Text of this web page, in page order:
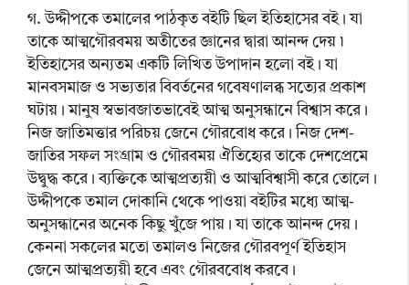
গ. উদ্দীপকে তমালের পাঠকৃত বইটি ছিল ইতিহাসের বই। যা
তাকে আত্মগৌরবময় অতীতের জ্ঞানের দ্বারা আনন্দ দেয় ৷
ইতিহাসের অন্যতম একটি লিখিত উপাদান হলো বই। যা
মানবসমাজ ও সভ্যতার বিবর্তনের গবেষণালব্ধ সত্যের প্রকাশ
ঘটায়। মানুষ স্বভাবজাতভাবেই আত্ম অনুসন্ধানে বিশ্বাস করে।
নিজ জাতিমত্তার পরিচয় জেনে গৌরবোধ করে। নিজ দেশ-
জাতির সফল সংগ্রাম ও গৌরবময় ঐতিহ্যের তাকে দেশপ্রেমে
উদ্বুদ্ধ করে। ব্যক্তিকে আত্মপ্রত্যয়ী ও আত্মবিশ্বাসী করে তোলে।
উদ্দীপকে তমাল দোকানি থেকে পাওয়া বইটির মধ্যে আত্ম-
অনুসন্ধানের অনেক কিছু খুঁজে পায়। যা তাকে আনন্দ দেয়।
কেননা সকলের মতো তমালও নিজের গৌরবপূর্ণ ইতিহাস
জেনে আত্মপ্রত্যয়ী হবে এবং গৌরববোধ করবে।